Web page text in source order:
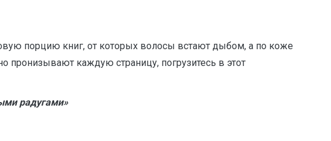
порцию книг, от которых волосы встают дыбом, а по коже
пронизывают каждую страницу, погрузитесь в этот
радугами»